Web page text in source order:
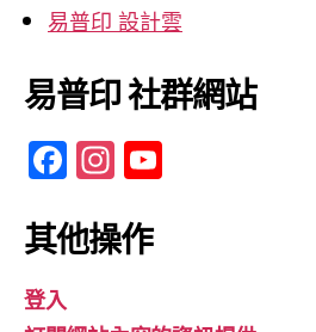
易普印 設計雲
易普印 社群網站
F
c
b
In
a
a u
其他操作
登入